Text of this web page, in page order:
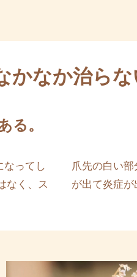
かなか治らな
る。
なってし
なく、ス
爪先の白い
が出て炎症が